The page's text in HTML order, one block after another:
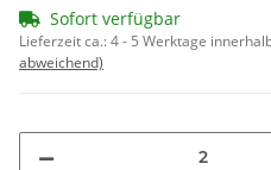
Sofort verfügbar
Lieferzeit ca.:4 - 5 Werktage
abweichend)